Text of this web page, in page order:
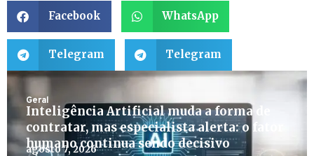
Facebook WhatsApp
Telegram Telegram
Geral
Inteligência Artificial muda a forma de
contratar, mas especialista alerta: o fator
humano continua sendo decisivo
agosto 7, 2026